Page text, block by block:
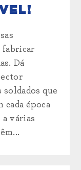
fabricar
Dá
que
cada época
várias